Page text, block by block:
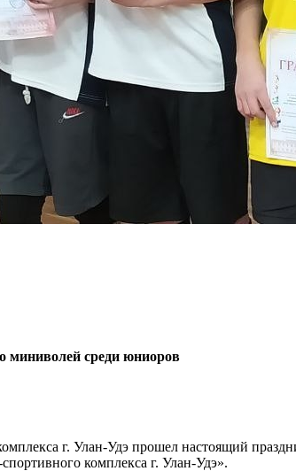
миниволей среди юниоров
г. Улан-Удэ прошел настоящий
комплекса г. Улан-Удэ».